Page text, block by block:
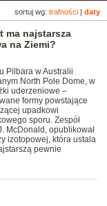
sortuj wg: trafności daty
ma najstarsza
na Ziemi?
Pilbara w Australii
North Pole Dome, w
uderzeniowe –
formy powstające
upadkowi
sporu. Zespół
McDonald, opublikował
izotopowej, która ustala
pewnie